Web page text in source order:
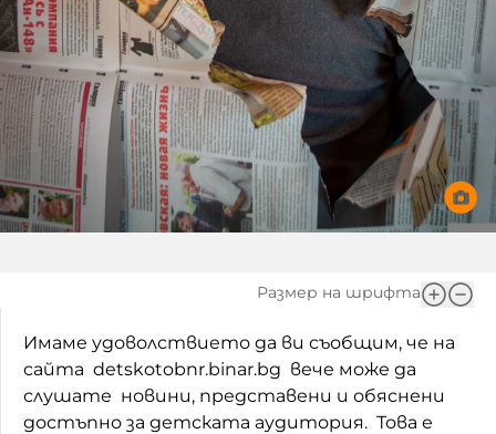
Като Айнщайн
Домашен любимец
Питаме Ви
До ре ми
Размер на шрифта
Имаме удоволствието да ви съобщим, че на
сайта detskotobnr.binar.bg вече може да
слушате новини, представени и обяснени
достъпно за детската аудитория. Това е